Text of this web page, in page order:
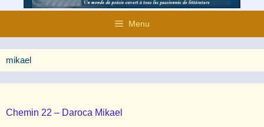
Menu
mikael
Chemin 22 – Daroca Mikael